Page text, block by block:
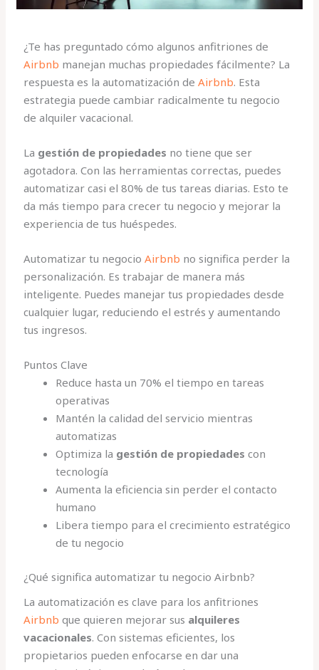
¿Te has preguntado cómo algunos anfitriones de
Airbnb manejan muchas propiedades fácilmente? La
respuesta es la automatización deAirbnb. Esta
estrategia puede cambiar radicalmente tu negocio
de alquiler vacacional.
La gestión de propiedades no tiene que ser
agotadora. Con las herramientas correctas, puedes
automatizar casi el 80% de tus tareas diarias. Esto te
da más tiempo para crecer tu negocio y mejorar la
experiencia de tus huéspedes.
Automatizar tu negocioAirbnb no significa perder la
personalización. Es trabajar de manera más
inteligente. Puedes manejar tus propiedades desde
cualquier lugar, reduciendo el estrés y aumentando
tus ingresos.
Puntos Clave
Reduce hasta un 70% el tiempo en tareas
operativas
Mantén la calidad del servicio mientras
automatizas
Optimiza la gestión de propiedades con
tecnología
Aumenta la eficiencia sin perder el contacto
humano
Libera tiempo para el crecimiento estratégico
de tu negocio
¿Qué significa automatizar tu negocio Airbnb?
La automatización es clave para los anfitriones
Airbnb que quieren mejorar sus alquileres
vacacionales. Con sistemas eficientes, los
propietarios pueden enfocarse en dar una